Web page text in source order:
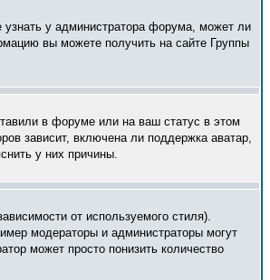
узнать у администратора форума, может ли
вы можете получить на сайте Группы
в форуме или на ваш статус в этом
зависит, включена ли поддержка аватар,
у них причины.
от используемого стиля).
модераторы и администраторы могут
может просто понизить количество